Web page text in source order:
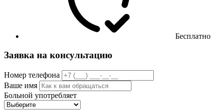
Бесплатно
Заявка на консультацию
Номер телефона
Ваше имя
Больной употребляет